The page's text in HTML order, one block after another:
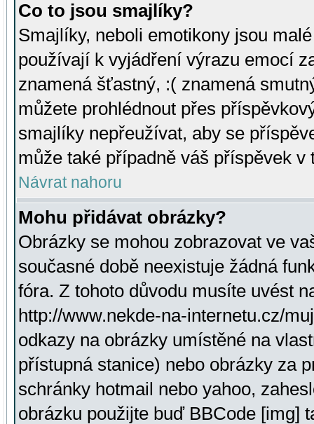
Co to jsou smajlíky?
Smajlíky, neboli emotikony jsou
používají k vyjádření výrazu emocí
znamená šťastný, :( znamená
můžete prohlédnout přes
smajlíky nepřeužívat, aby se
může také případně váš příspěvek v
Návrat nahoru
Mohu přidávat obrázky?
Obrázky se mohou zobrazovat ve
současné době neexistuje žádná
fóra. Z tohoto důvodu musíte uvést
http://www.nekde-na-internetu.cz/
odkazy na obrázky umístěné na
přístupná stanice) nebo obrázky za
schránky hotmail nebo yahoo,
obrázku použijte buď BBCode [img]